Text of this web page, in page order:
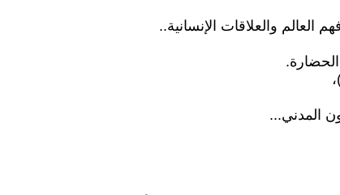
والعلاقات الإنسانية..
المدني...